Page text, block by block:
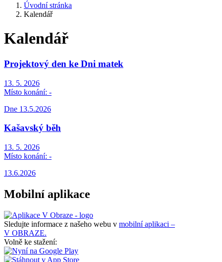
Úvodní stránka
Kalendář
Kalendář
Projektový den ke Dni matek
13. 5. 2026
Místo konání: -
Dne 13.5.2026
Kašavský běh
13. 5. 2026
Místo konání: -
13.6.2026
Mobilní aplikace
Sledujte informace z našeho webu v mobilní aplikaci –
V OBRAZE.
Volně ke stažení: